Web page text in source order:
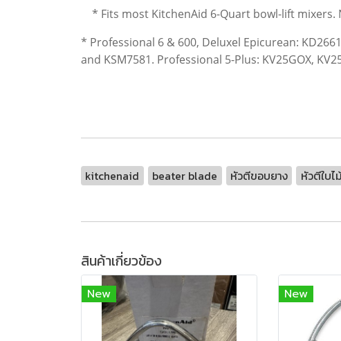
* Fits most KitchenAid 6-Quart bowl-lift mixers.
* Professional 6 & 600, Deluxel Epicurean:
and KSM7581. Professional 5-Plus: KV25GOX,
kitchenaid beater blade หัวตีขอบยาง หัวตีใบไ
สินค้าเกี่ยวข้อง
New New